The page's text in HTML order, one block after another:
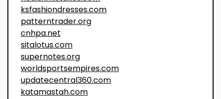
ksfashiondresses.com
patterntrader.org
cnhpa.net
sitalotus.com
supernotes.org
worldsportsempires.com
updatecentral360.com
katamastah.com